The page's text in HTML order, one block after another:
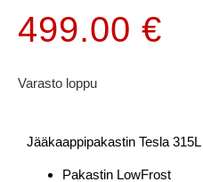
499.00 €
Varasto loppu
Jääkaappipakastin Tesla
Pakastin LowFrost